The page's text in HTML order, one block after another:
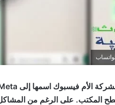
المكتب. على الرغم من المشاكل